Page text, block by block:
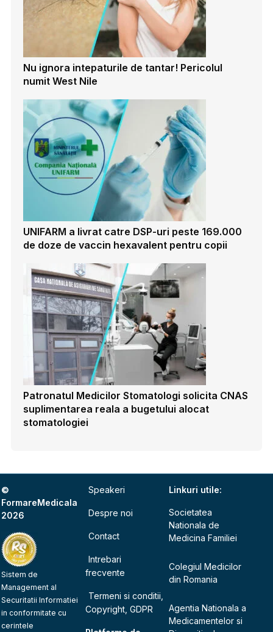
Nu ignora intepaturile de tantar! Pericolul
numit West Nile
UNIFARM a livrat catre DSP-uri peste 169.000
de doze de vaccin hexavalent pentru copii
Patronatul Medicilor Stomatologi solicita CNAS
suplimentarea reala a bugetului alocat
stomatologiei
©
FormareMedicala
2026
Sistem de
Management al
Securitatii Informatiei
in conformitate cu
cerintele
Speakeri
Despre noi
Contact
Intrebari
frecvente
Termeni si conditii,
Copyright, GDPR
Linkuri utile:
Societatea
Nationala de
Medicina Familiei
Colegiul Medicilor
din Romania
Agentia Nationala a
Medicamentelor si